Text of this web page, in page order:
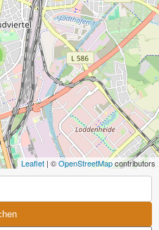
Leaflet | ©OpenStreetMapcontributors